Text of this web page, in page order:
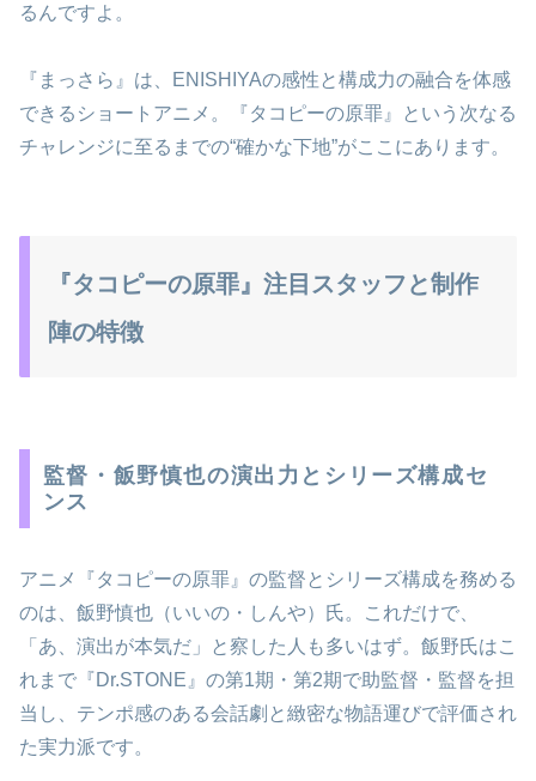
るんですよ。
『まっさら』は、ENISHIYAの感性と構成力の融合を体感
できるショートアニメ。『タコピーの原罪』という次なる
チャレンジに至るまでの“確かな下地”がここにあります。
『タコピーの原罪』注目スタッフと制作
陣の特徴
監督・飯野慎也の演出力とシリーズ構成セ
ンス
アニメ『タコピーの原罪』の監督とシリーズ構成を務める
のは、飯野慎也（いいの・しんや）氏。これだけで、
「あ、演出が本気だ」と察した人も多いはず。飯野氏はこ
れまで『Dr.STONE』の第1期・第2期で助監督・監督を担
当し、テンポ感のある会話劇と緻密な物語運びで評価され
た実力派です。